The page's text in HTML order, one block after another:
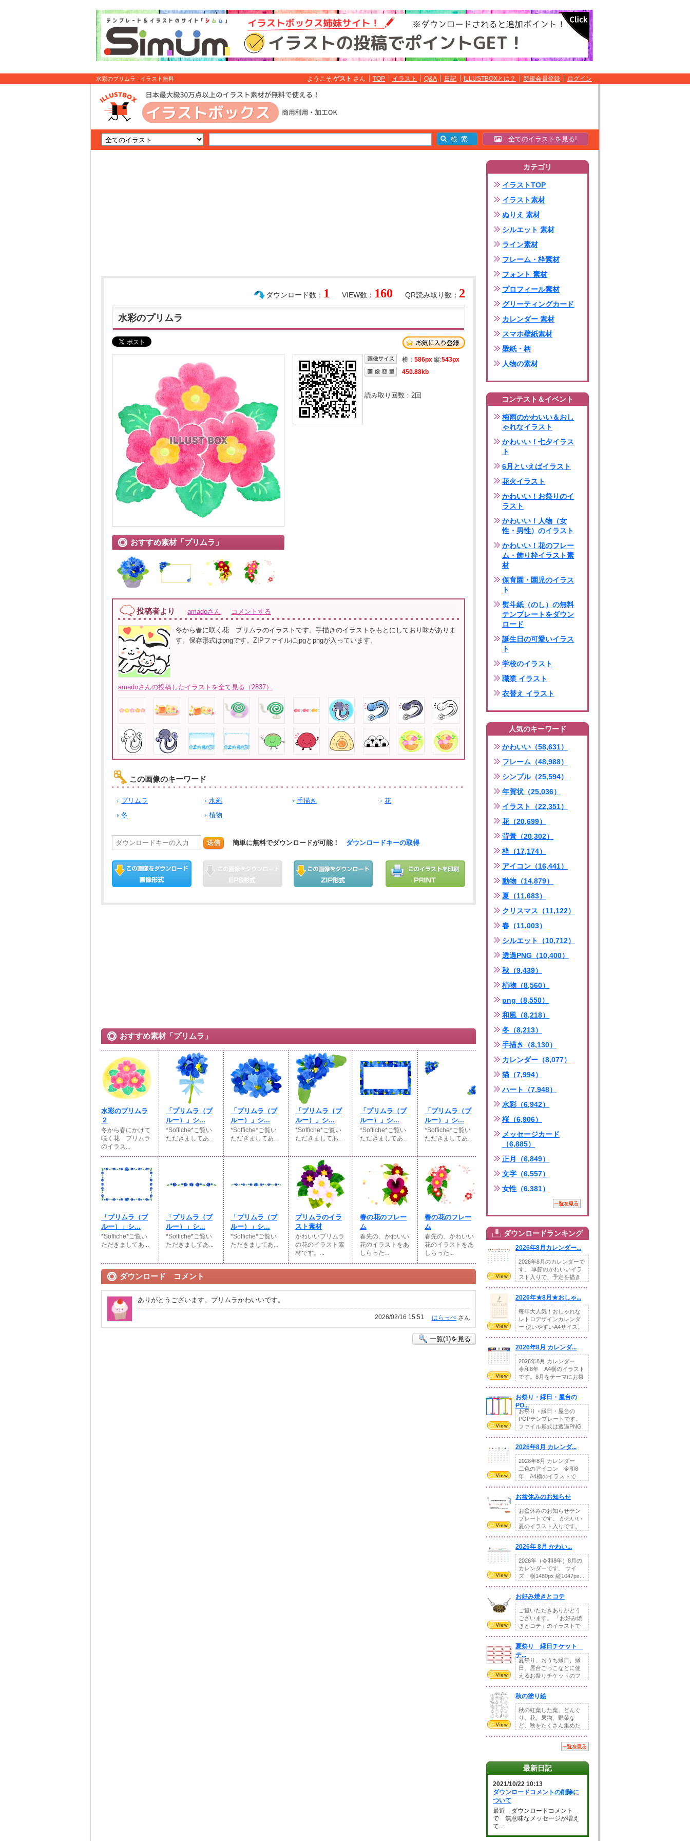
水彩のプリムラ : イラスト無料 ようこそ ゲスト さん TOP イラスト Q&A 日記 ILLUSTBOXとは？ 新規会員登録 ログイン
全てのイラストを見る!
QR読み取り数： 2
VIEW数： 160
ダウンロード数： 1
水彩のプリムラ
おすすめ素材「プリムラ」
横： 586px 縦:543px
450.88kb
読み取り回数： 2回
投稿者より amadoさん コメントする
冬から春に咲く花 プリムラのイラストです。手描きのイラストをもとにしており味がありま
す。保存形式はpngです。ZIPファイルにjpgとpngが入っています。
amadoさんの投稿したイラストを全て見る（2837）
この画像のキーワード
プリムラ 水彩 手描き
花
冬
植物
送信 簡単に無料でダウンロードが可能！ ダウンロードキーの取得
おすすめ素材「プリムラ」
水彩のプリムラ
２
冬から春にかけて
咲く花 プリムラ
のイラス...
「プリムラ（ブ
ルー）」シ...
*Soffiche*ご覧い
ただきましてあ...
「プリムラ（ブ
ルー）」シ...
*Soffiche*ご覧い
ただきましてあ...
「プリムラ（ブ
ルー）」シ...
*Soffiche*ご覧い
ただきましてあ...
「プリムラ（ブ
ルー）」シ...
*Soffiche*ご覧い
ただきましてあ...
「プリムラ（ブ
ルー）」シ...
*Soffiche*ご覧い
ただきましてあ...
「プリムラ（ブ
ルー）」シ...
*Soffiche*ご覧い
ただきましてあ...
「プリムラ（ブ
ルー）」シ...
*Soffiche*ご覧い
ただきましてあ...
「プリムラ（ブ
ルー）」シ...
*Soffiche*ご覧い
ただきましてあ...
プリムラのイラ
スト素材
かわいいプリムラ
の花のイラスト素
材です。...
春の花のフレー
ム
春先の、かわいい
花のイラストをあ
しらった...
春の花のフレー
ム
春先の、かわいい
花のイラストをあ
しらった...
ダウンロード コメント
ありがとうございます。プリムラかわいいです。
はらっぺ さん
2026/02/16 15:51
一覧(1)を見る
カテゴリ
イラストTOP
イラスト素材
ぬりえ 素材
シルエット 素材
ライン素材
フレーム・枠素材
フォント 素材
プロフィール素材
グリーティングカード
カレンダー 素材
スマホ壁紙素材
壁紙・柄
人物の素材
コンテスト＆イベント
梅雨のかわいい＆おし
ゃれなイラスト
かわいい！七夕イラス
ト
6月といえばイラスト
花火イラスト
かわいい！お祭りのイ
ラスト
かわいい！人物（女
性・男性）のイラスト
かわいい！花のフレー
ム・飾り枠イラスト素
材
保育園・園児のイラス
ト
熨斗紙（のし）の無料
テンプレートをダウン
ロード
誕生日の可愛いイラス
ト
学校のイラスト
職業 イラスト
衣替え イラスト
人気のキーワード
かわいい（58,631）
フレーム（48,988）
シンプル（25,594）
年賀状（25,036）
イラスト（22,351）
花（20,699）
背景（20,302）
枠（17,174）
アイコン（16,441）
動物（14,879）
夏（11,683）
クリスマス（11,122）
春（11,003）
シルエット（10,712）
透過PNG（10,400）
秋（9,439）
植物（8,560）
png（8,550）
和風（8,218）
冬（8,213）
手描き（8,130）
カレンダー（8,077）
猫（7,994）
ハート（7,948）
水彩（6,942）
桜（6,906）
メッセージカード
（6,885）
正月（6,849）
文字（6,557）
女性（6,381）
ダウンロードランキング
2026年8月カレンダー...
2026年8月のカレンダーで
す。 季節のかわいいイラ
スト入りで、予定を描き
2026年★8月★おしゃ...
毎年大人気！おしゃれな
レトロデザインカレンダ
ー 使いやすいA4サイズ。
2026年8月 カレンダ...
2026年8月 カレンダー
令和8年 A4横のイラスト
です。8月をテーマにお祭
お祭り・縁日・屋台の
PO...
お祭り・縁日・屋台の
POPテンプレートです。
ファイル形式は透過PNG
2026年8月 カレンダ...
2026年8月 カレンダー
二色のアイコン 令和8
年 A4横のイラストで
お盆休みのお知らせ
お盆休みのお知らせテン
プレートです。 かわいい
夏のイラスト入りです。
2026年 8月 かわい...
2026年（令和8年）8月の
カレンダーです。 サイ
ズ：横1480px 縦1047px...
お好み焼きとコテ
ご覧いただきありがとう
ございます。 「お好み焼
きとコテ」のイラストで
夏祭り 縁日チケット
テ...
夏祭り、おうち縁日、縁
日、屋台ごっこなどに使
えるお祭りチケットのフ
秋の塗り絵
秋の紅葉した葉、どんぐ
り、花、果物、野菜な
ど、秋をたくさん集めた
最新日記
2021/10/22 10:13
ダウンロードコメントの削除に
ついて
最近 ダウンロードコメント
で 無意味なメッセージが増え
て...